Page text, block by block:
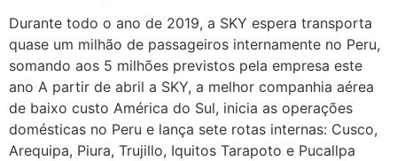
Durante todo o ano de 2019, a SKY espera transporta
quase um milhão de passageiros internamente no Peru,
somando aos 5 milhões previstos pela empresa este
ano A partir de abril a SKY, a melhor companhia aérea
de baixo custo América do Sul, inicia as operações
domésticas no Peru e lança sete rotas internas: Cusco,
Arequipa, Piura, Trujillo, Iquitos Tarapoto e Pucallpa